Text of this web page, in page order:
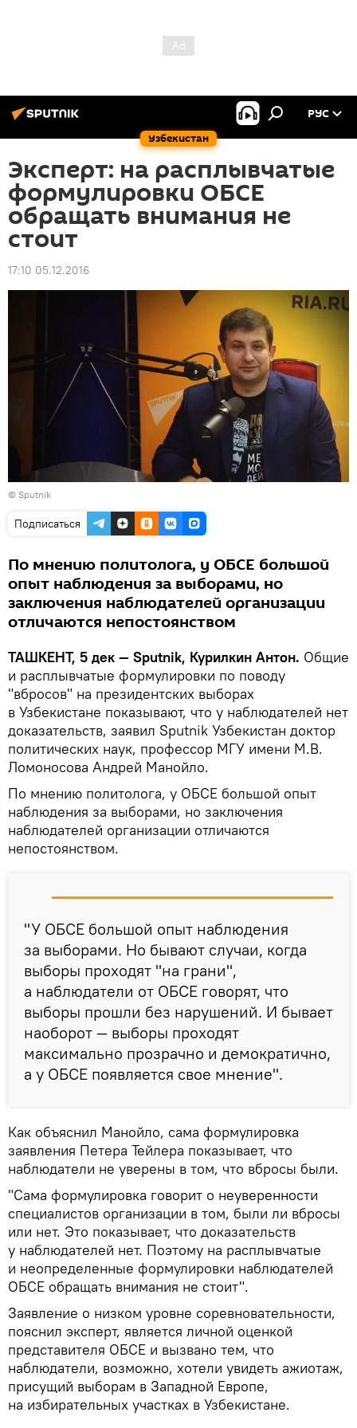
Узбекистан
РУС
Эксперт: на расплывчатые
формулировки ОБСЕ
обращать внимания не
стоит
17:10 05.12.2016
© Sputnik
Подписаться
По мнению политолога, у ОБСЕ большой
опыт наблюдения за выборами, но
заключения наблюдателей организации
отличаются непостоянством
ТАШКЕНТ, 5 дек — Sputnik, Курилкин Антон. Общие
и расплывчатые формулировки по поводу
"вбросов" на президентских выборах
в Узбекистане показывают, что у наблюдателей нет
доказательств, заявил Sputnik Узбекистан доктор
политических наук, профессор МГУ имени М.В.
Ломоносова Андрей Манойло.
По мнению политолога, у ОБСЕ большой опыт
наблюдения за выборами, но заключения
наблюдателей организации отличаются
непостоянством.
"У ОБСЕ большой опыт наблюдения
за выборами. Но бывают случаи, когда
выборы проходят "на грани",
а наблюдатели от ОБСЕ говорят, что
выборы прошли без нарушений. И бывает
наоборот — выборы проходят
максимально прозрачно и демократично,
а у ОБСЕ появляется свое мнение".
Как объяснил Манойло, сама формулировка
заявления Петера Тейлера показывает, что
наблюдатели не уверены в том, что вбросы были.
"Сама формулировка говорит о неуверенности
специалистов организации в том, были ли вбросы
или нет. Это показывает, что доказательств
у наблюдателей нет. Поэтому на расплывчатые
и неопределенные формулировки наблюдателей
ОБСЕ обращать внимания не стоит".
Заявление о низком уровне соревновательности,
пояснил эксперт, является личной оценкой
представителя ОБСЕ и вызвано тем, что
наблюдатели, возможно, хотели увидеть ажиотаж,
присущий выборам в Западной Европе,
на избирательных участках в Узбекистане.